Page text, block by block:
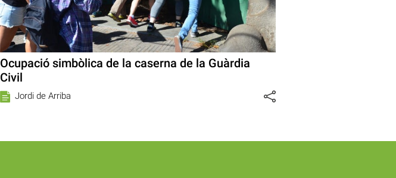
Ocupació simbòlica de la caserna de la Guàrdia
Civil
Jordi de Arriba